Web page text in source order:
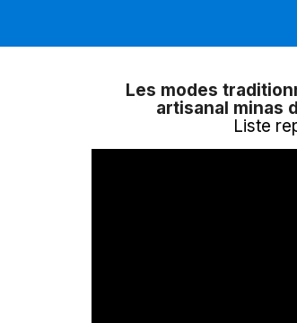
Les modes
artisanal minas
Liste